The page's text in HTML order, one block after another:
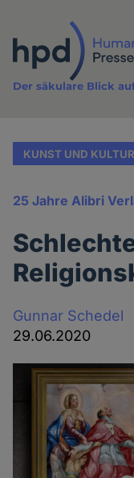
Inhalt
Der säkulare Blick
KUNST UND KULTUR
25 Jahre Alibri
Gunnar Schedel
29.06.2020